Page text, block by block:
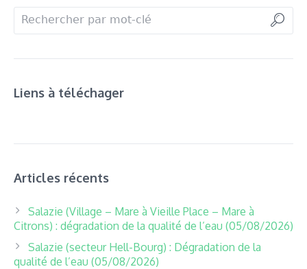
Liens à téléchager
Articles récents
Salazie (Village – Mare à Vieille Place – Mare à
Citrons) : dégradation de la qualité de l’eau (05/08/2026)
Salazie (secteur Hell-Bourg) : Dégradation de la
qualité de l’eau (05/08/2026)